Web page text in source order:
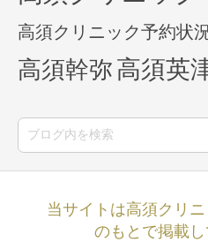
高須クリニック予約状
高須幹弥 高須英
当サイトは高須クリ
のもとで掲載し